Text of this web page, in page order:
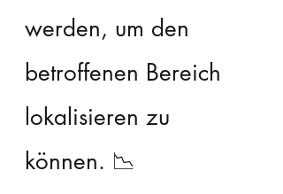
werden, um den
betroffenen Bereich
lokalisieren zu
können. 📉